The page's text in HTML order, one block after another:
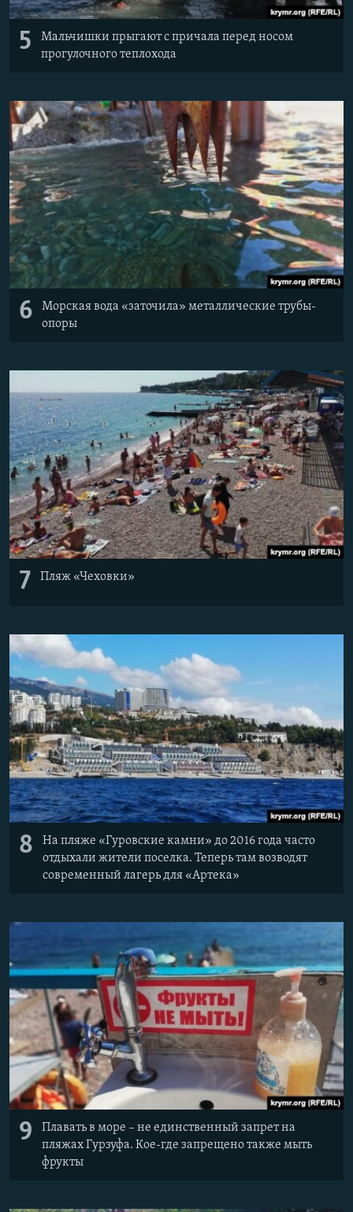
5
Мальчишки прыгают с причала перед носом
прогулочного теплохода
6
Морская вода «заточила» металлические трубы-
опоры
7 Пляж «Чеховки»
8
На пляже «Гуровские камни» до 2016 года часто
отдыхали жители поселка. Теперь там возводят
современный лагерь для «Артека»
9
Плавать в море – не единственный запрет на
пляжах Гурзуфа. Кое-где запрещено также мыть
фрукты